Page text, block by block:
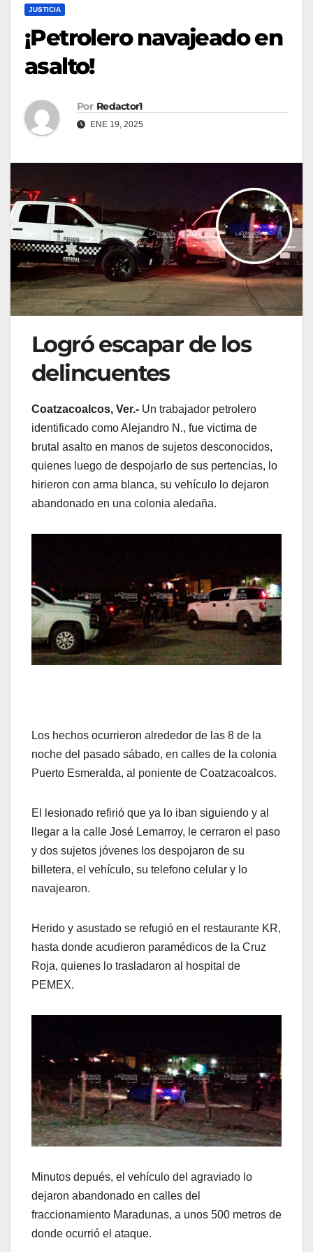
JUSTICIA
¡Petrolero navajeado en
asalto!
Por Redactor1
ENE 19, 2025
Logró escapar de los
delincuentes
Coatzacoalcos, Ver.- Un trabajador petrolero
identificado como Alejandro N., fue victima de
brutal asalto en manos de sujetos desconocidos,
quienes luego de despojarlo de sus pertencias, lo
hirieron con arma blanca, su vehículo lo dejaron
abandonado en una colonia aledaña.
Los hechos ocurrieron alrededor de las 8 de la
noche del pasado sábado, en calles de la colonia
Puerto Esmeralda, al poniente de Coatzacoalcos.
El lesionado refirió que ya lo iban siguiendo y al
llegar a la calle José Lemarroy, le cerraron el paso
y dos sujetos jóvenes los despojaron de su
billetera, el vehículo, su telefono celular y lo
navajearon.
Herido y asustado se refugió en el restaurante KR,
hasta donde acudieron paramédicos de la Cruz
Roja, quienes lo trasladaron al hospital de
PEMEX.
Minutos depués, el vehículo del agraviado lo
dejaron abandonado en calles del
fraccionamiento Maradunas, a unos 500 metros de
donde ocurrió el ataque.